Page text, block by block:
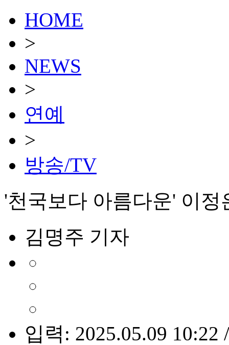
HOME
>
NEWS
>
연예
>
방송/TV
'천국보다 아름다운' 이
김명주 기자
입력: 2025.05.09 10:22